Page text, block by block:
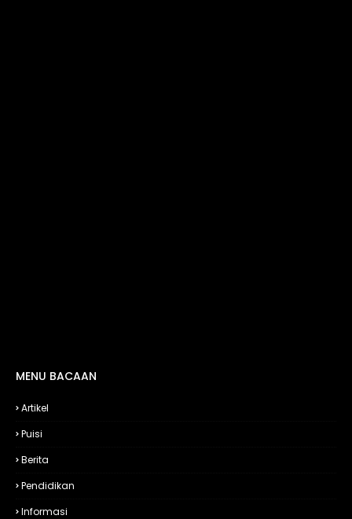
MENU BACAAN
Artikel
Puisi
Berita
Pendidikan
Informasi